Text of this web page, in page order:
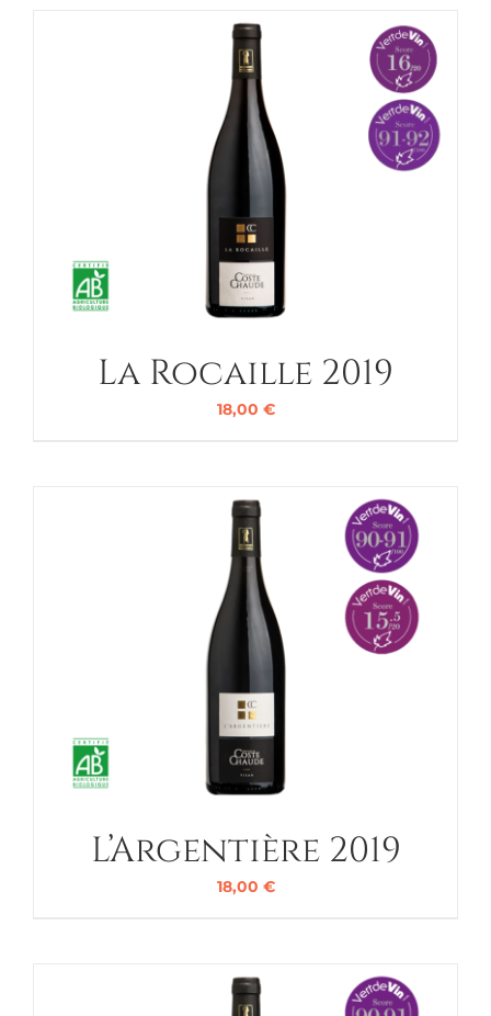
La Rocaille 2019
18,00 €
L’Argentière 2019
18,00 €